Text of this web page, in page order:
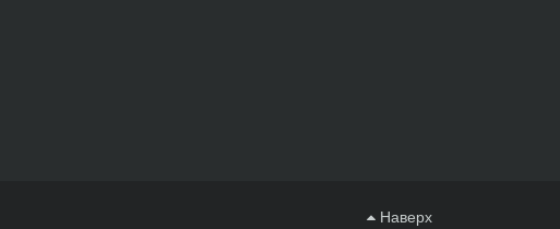
Наверх